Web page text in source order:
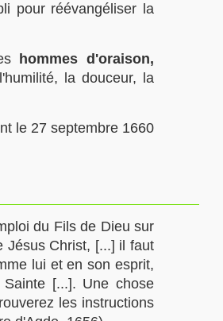
pour réévangéliser la
hommes d'oraison,
la douceur, la
le 27 septembre 1660
du Fils de Dieu sur
Jésus Christ, [...] il faut
lui et en son esprit,
[...]. Une chose
les instructions